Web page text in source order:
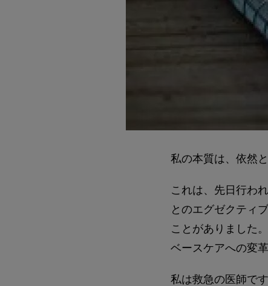
私の本質は、依然
これは、先日行わ
とのエグゼクティ
ことがありました
ベースケアへの変
私は救急の医師で